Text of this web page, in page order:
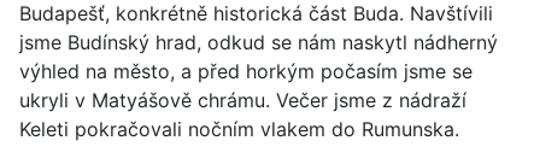
Budapešť, konkrétně historická část Buda. Navštívili
jsme Budínský hrad, odkud se nám naskytl nádherný
výhled na město, a před horkým počasím jsme se
ukryli v Matyášově chrámu. Večer jsme z nádraží
Keleti pokračovali nočním vlakem do Rumunska.